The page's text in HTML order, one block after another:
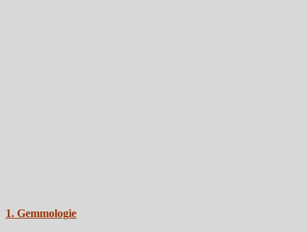
1. Gemmologie